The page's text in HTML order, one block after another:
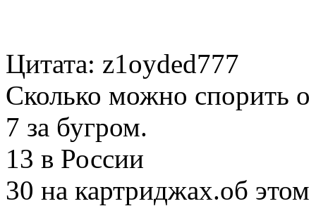
Цитата: z1oyded777
Сколько можно спорить о
7 за бугром.
13 в России
30 на картриджах.об